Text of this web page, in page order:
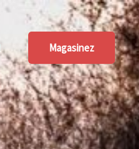
Magasinez